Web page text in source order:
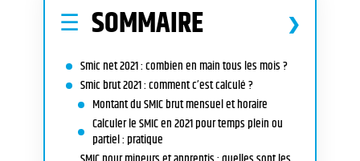
SOMMAIRE
Smic net 2021 : combien en main tous les mois ?
Smic brut 2021 : comment c’est calculé ?
Montant du SMIC brut mensuel et horaire
Calculer le SMIC en 2021 pour temps plein ou
partiel : pratique